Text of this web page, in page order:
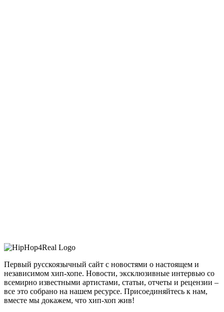
Первый русскоязычный сайт с новостями о настоящем и
независимом хип-хопе. Новости, эксклюзивные интервью со
всемирно известными артистами, статьи, отчеты и рецензии –
все это собрано на нашем ресурсе. Присоединяйтесь к нам,
вместе мы докажем, что хип-хоп жив!